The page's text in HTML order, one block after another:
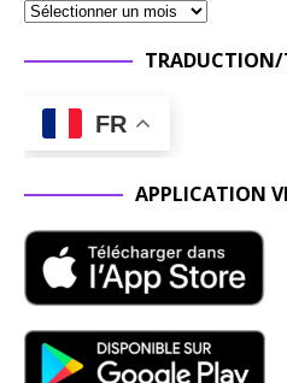
TRADUCTION/
FR
APPLICATION